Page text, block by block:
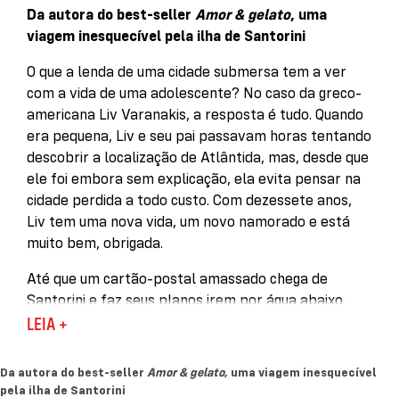
Da autora do best-seller Amor & gelato, uma
viagem inesquecível pela ilha de Santorini
O que a lenda de uma cidade submersa tem a ver
com a vida de uma adolescente? No caso da greco-
americana Liv Varanakis, a resposta é tudo. Quando
era pequena, Liv e seu pai passavam horas tentando
descobrir a localização de Atlântida, mas, desde que
ele foi embora sem explicação, ela evita pensar na
cidade perdida a todo custo. Com dezessete anos,
Liv tem uma nova vida, um novo namorado e está
muito bem, obrigada.
Até que um cartão-postal amassado chega de
Santorini e faz seus planos irem por água abaixo.
Nele, seu pai explica que está gravando um
uma passagem de avião para Liv ir até a Grécia
ajudá-lo. Agora, ela terá que deixar para trás tudo
LEIA +
Da autora do best-seller Amor & gelato, uma viagem inesquecível
pela ilha de Santorini